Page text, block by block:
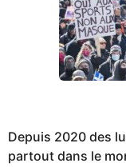
Depuis 2020 des
partout dans le